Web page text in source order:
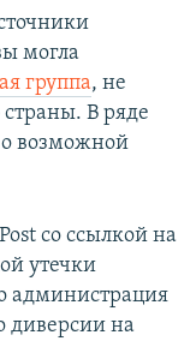
могла
группа, не
В ряде
о возможной
со ссылкой на
утечки
администрация
диверсии на